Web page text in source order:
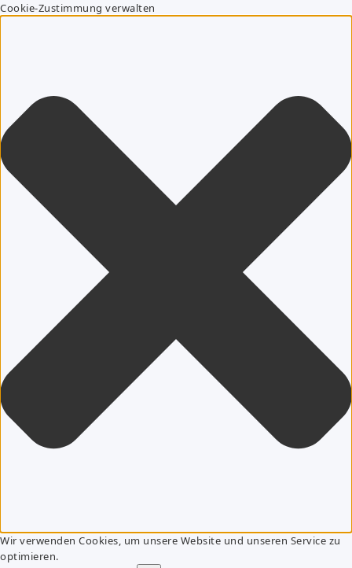
Cookie-Zustimmung verwalten
Wir verwenden Cookies, um unsere Website und unseren Service zu
optimieren.